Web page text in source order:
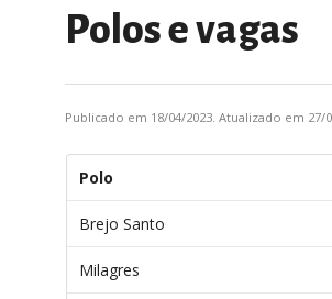
Polos e vagas
Publicado em 18/04/2023. Atualizado em 27/
Polo
Brejo Santo
Milagres